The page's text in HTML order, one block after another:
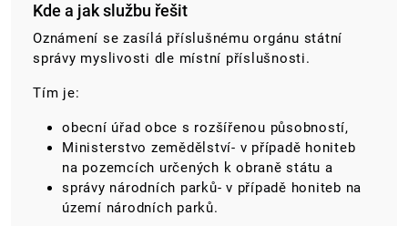
Kde a jak službu řešit
Oznámení se zasílá příslušnému orgánu státní
správy myslivosti dle místní příslušnosti.
Tím je:
obecní úřad obce s rozšířenou působností,
Ministerstvo zemědělství- v případě honiteb
na pozemcích určených k obraně státu a
správy národních parků- v případě honiteb na
území národních parků.